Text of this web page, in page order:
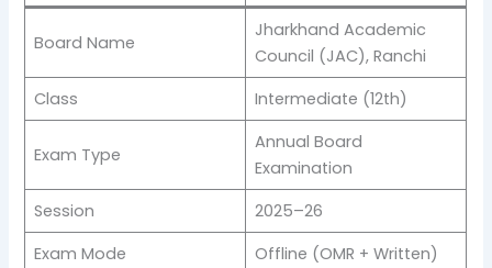
Board Name
Jharkhand Academic
Council (JAC), Ranchi
Class
Intermediate (12th)
Exam Type
Annual Board
Examination
Session
2025–26
Exam Mode
Offline (OMR + Written)